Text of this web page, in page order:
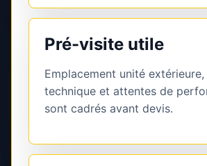
Pré-visite utile
Emplacement unité
technique et attentes de
sont cadrés avant devis.